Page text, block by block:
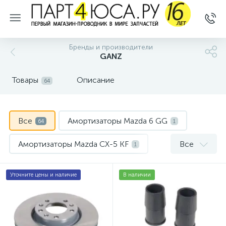
Бренды и производители
GANZ
Товары 64 Описание
Все 64 Амортизаторы Mazda 6 GG 1
Амортизаторы Mazda CX-5 KF 1
Амортизаторы Skoda Kodiaq 1 NS7
Вентиляторы охлаждения Skoda Superb 3V B8 1
Водяные насосы, помпы Opel Corsa C 3
Все
Уточните цены и наличие В наличии